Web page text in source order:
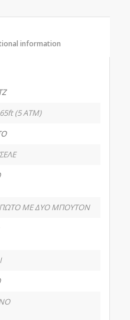
(5 ATM)
ΜΕ ΔΥΟ ΜΠΟΥΤΟΝ